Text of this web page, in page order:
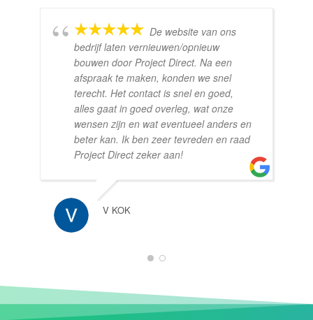
De website van ons
bedrijf laten vernieuwen/opnieuw
bouwen door Project Direct. Na een
afspraak te maken, konden we snel
terecht. Het contact is snel en goed,
alles gaat in goed overleg, wat onze
wensen zijn en wat eventueel anders en
beter kan. Ik ben zeer tevreden en raad
Project Direct zeker aan!
V KOK
1 2